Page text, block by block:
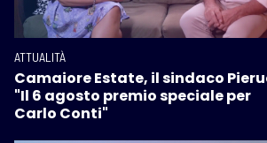
ATTUALITÀ
Camaiore Estate, il sindaco
"Il 6 agosto premio speciale per
Carlo Conti"